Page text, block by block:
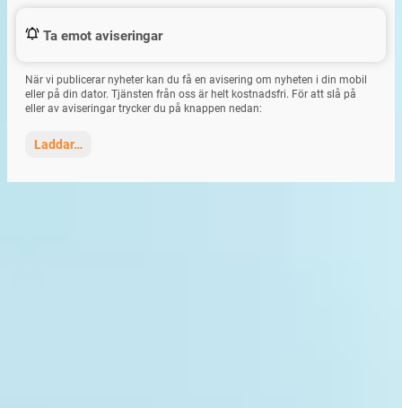
Ta emot aviseringar
När vi publicerar nyheter kan du få en avisering om nyheten i din mobil
eller på din dator. Tjänsten från oss är helt kostnadsfri. För att slå på
eller av aviseringar trycker du på knappen nedan:
Laddar…